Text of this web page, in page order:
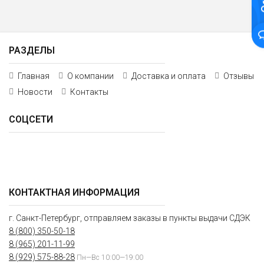
КОНТАКТНАЯ ИНФОРМАЦИЯ
г. Санкт-Петербург, отправляем заказы в пункты выдачи СДЭК
8 (800) 350-50-18
8 (965) 201-11-99
8 (929) 575-88-28 Пн—Вс 10:00—19:00
РАЗДЕЛЫ
Главная О компании Доставка и оплата
Отзывы
Новости
Контакты
СОЦСЕТИ